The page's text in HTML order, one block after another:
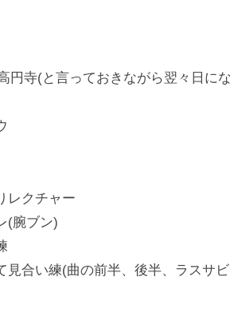
円寺(と言っておきながら翌々日
レクチャー
(腕ブン)
見合い練(曲の前半、後半、ラスサ